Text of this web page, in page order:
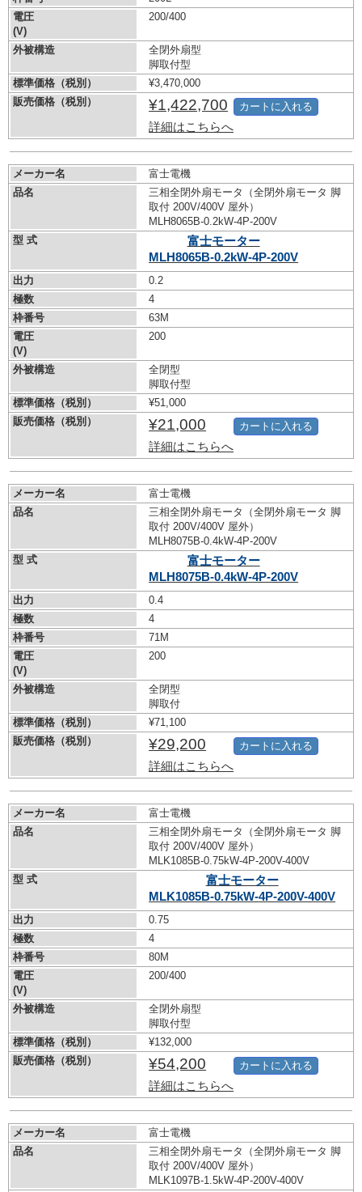
電圧
(V)
200/400
外被構造
全閉外扇型
脚取付型
標準価格（税別）
¥3,470,000
販売価格（税別）
¥1,422,700
詳細はこちらへ
カートに入れる
メーカー名
富士電機
品名
三相全閉外扇モータ（全閉外扇モータ 脚
取付 200V/400V 屋外）
MLH8065B-0.2kW-4P-200V
型 式
富士モーター
MLH8065B-0.2kW-4P-200V
出力
0.2
極数
4
枠番号
63M
電圧
(V)
200
外被構造
全閉型
脚取付型
標準価格（税別）
¥51,000
販売価格（税別）
¥21,000
詳細はこちらへ
カートに入れる
メーカー名
富士電機
品名
三相全閉外扇モータ（全閉外扇モータ 脚
取付 200V/400V 屋外）
MLH8075B-0.4kW-4P-200V
型 式
富士モーター
MLH8075B-0.4kW-4P-200V
出力
0.4
極数
4
枠番号
71M
電圧
(V)
200
外被構造
全閉型
脚取付
標準価格（税別）
¥71,100
販売価格（税別）
¥29,200
詳細はこちらへ
カートに入れる
メーカー名
富士電機
品名
三相全閉外扇モータ（全閉外扇モータ 脚
取付 200V/400V 屋外）
MLK1085B-0.75kW-4P-200V-400V
型 式
富士モーター
MLK1085B-0.75kW-4P-200V-400V
出力
0.75
極数
4
枠番号
80M
電圧
(V)
200/400
外被構造
全閉外扇型
脚取付型
標準価格（税別）
¥132,000
販売価格（税別）
¥54,200
詳細はこちらへ
カートに入れる
メーカー名
富士電機
品名
三相全閉外扇モータ（全閉外扇モータ 脚
取付 200V/400V 屋外）
MLK1097B-1.5kW-4P-200V-400V